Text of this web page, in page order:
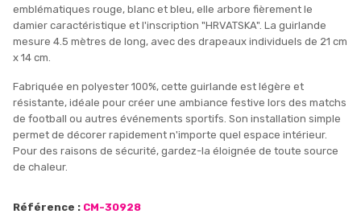
emblématiques rouge, blanc et bleu, elle arbore fièrement le
damier caractéristique et l'inscription "HRVATSKA". La guirlande
mesure 4.5 mètres de long, avec des drapeaux individuels de 21 cm
x 14 cm.
Fabriquée en polyester 100%, cette guirlande est légère et
résistante, idéale pour créer une ambiance festive lors des matchs
de football ou autres événements sportifs. Son installation simple
permet de décorer rapidement n'importe quel espace intérieur.
Pour des raisons de sécurité, gardez-la éloignée de toute source
de chaleur.
Référence : CM-30928